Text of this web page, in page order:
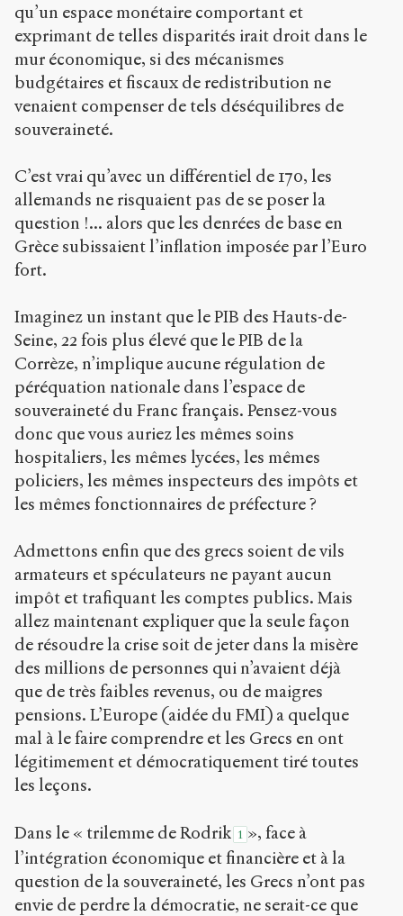
qu’un espace monétaire comportant et
exprimant de telles disparités irait droit dans le
mur économique, si des mécanismes
budgétaires et fiscaux de redistribution ne
venaient compenser de tels déséquilibres de
souveraineté.
C’est vrai qu’avec un différentiel de 170, les
allemands ne risquaient pas de se poser la
question !... alors que les denrées de base en
Grèce subissaient l’inflation imposée par l’Euro
fort.
Imaginez un instant que le PIB des Hauts-de-
Seine, 22 fois plus élevé que le PIB de la
Corrèze, n’implique aucune régulation de
péréquation nationale dans l’espace de
souveraineté du Franc français. Pensez-vous
donc que vous auriez les mêmes soins
hospitaliers, les mêmes lycées, les mêmes
policiers, les mêmes inspecteurs des impôts et
les mêmes fonctionnaires de préfecture ?
Admettons enfin que des grecs soient de vils
armateurs et spéculateurs ne payant aucun
impôt et trafiquant les comptes publics. Mais
allez maintenant expliquer que la seule façon
de résoudre la crise soit de jeter dans la misère
des millions de personnes qui n’avaient déjà
que de très faibles revenus, ou de maigres
pensions. L’Europe (aidée du FMI) a quelque
mal à le faire comprendre et les Grecs en ont
légitimement et démocratiquement tiré toutes
les leçons.
Dans le « trilemme de Rodrik 1 », face à
l’intégration économique et financière et à la
question de la souveraineté, les Grecs n’ont pas
envie de perdre la démocratie, ne serait-ce que